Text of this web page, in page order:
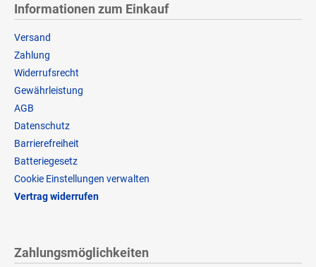
Informationen zum Einkauf
Versand
Zahlung
Widerrufsrecht
Gewährleistung
AGB
Datenschutz
Barrierefreiheit
Batteriegesetz
Cookie Einstellungen verwalten
Vertrag widerrufen
Zahlungsmöglichkeiten